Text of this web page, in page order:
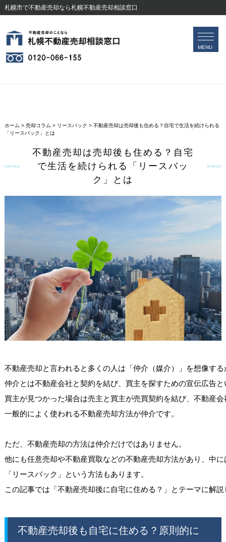
札幌市で不動産売却なら札幌不動産売却相談窓口
MENU
無料査定フォーム
ホーム > 売却コラム > リースバック > 不動産売却は売却後も住める？自宅で生活を続けられる
「リースバック」とは
不動産売却は売却後も住める？自宅
で生活を続けられる「リースバッ
ク」とは
不動産売却と言われると多くの人は「仲介（媒介）」を想像す
仲介とは不動産会社と契約を結び、買主を探すための宣伝広告
買主が見つかった場合は売主と買主が売買契約を結び、不動産
一般的によく使われる不動産売却方法が仲介です。
ただ、不動産売却の方法は仲介だけではありません。
他にも任意売却や不動産買取などの不動産売却方法があり、中
「リースバック」という方法もあります。
不動産売却後も自宅に住める？原則的に